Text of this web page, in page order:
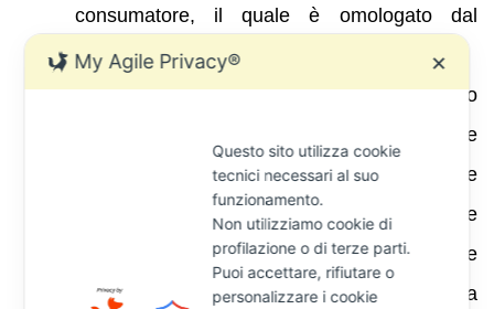
consumatore, il quale è omologato dal
giudice senza accordo tra le parti .
Cass. civ. 2025 n. 28574(Concordato
minore) – La Corte ha ribadito che nelle
proposte di concordato minore deve essere
rispettato l’ordine delle cause di prelazione
(artt. 2740 e 2741 c.c.); la mancata integrale
soddisfazione dei creditori privilegiati rende la
My Agile Privacy® ✕
Questo sito utilizza cookie
tecnici necessari al suo
funzionamento.
Non utilizziamo cookie di
profilazione o di terze parti.
Puoi accettare, rifiutare o
personalizzare i cookie